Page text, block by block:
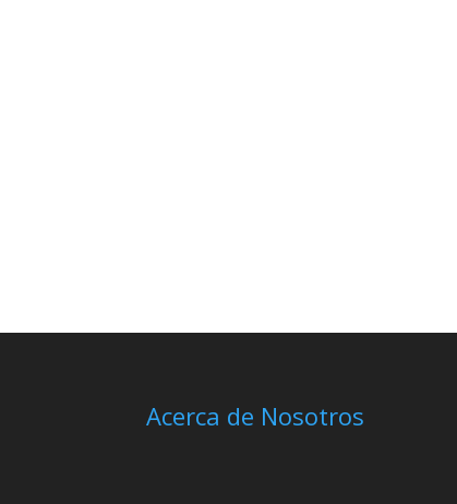
Acerca de Nosotros